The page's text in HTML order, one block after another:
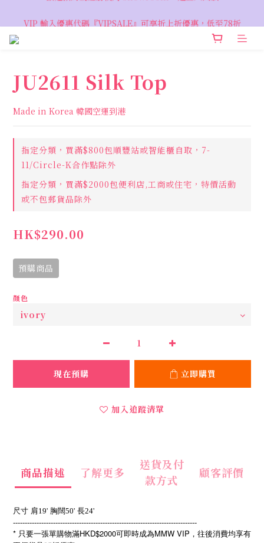
VIP 輸入優惠代碼『VIPSALE』可享折上折優惠，低至78折
JU2611 Silk Top
Made in Korea 韓國空運到港
指定分類，買滿$800包順豐站或智能櫃自取，7-
11/Circle-K合作點除外
指定分類，買滿$2000包便利店,工商或住宅，特價活動
或不包郵貨品除外
HK$290.00
預購商品
顏色
現在預購 立即購買
加入追蹤清單
商品描述 了解更多
送貨及付
款方式
顧客評價
尺寸 肩19' 胸闊50' 長24'
------------------------------------------------------------------------------
* 只要一張單購物滿HKD$2000可即時成為MMW VIP，往後消費均享有